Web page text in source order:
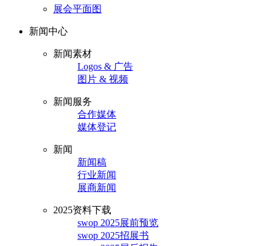
展会平面图
新闻中心
新闻素材
Logos & 广告
图片 & 视频
新闻服务
合作媒体
媒体登记
新闻
新闻稿
行业新闻
展商新闻
2025资料下载
swop 2025展前预览
swop 2025招展书